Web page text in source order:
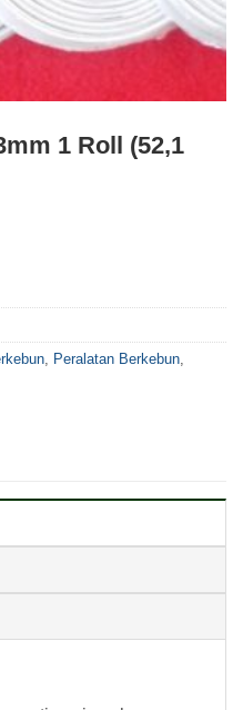
1 Roll (52,1
, Peralatan Berkebun,